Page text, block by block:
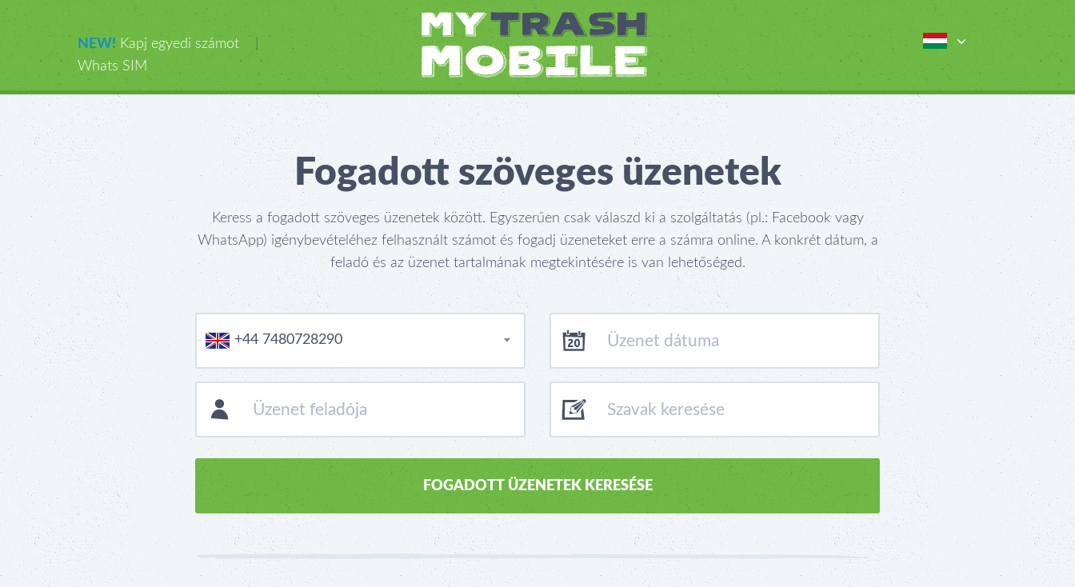
NEW! Kapj egyedi számot
Whats SIM
Fogadott szöveges üzenetek
Keress a fogadott szöveges üzenetek között. Egyszerűen csak válaszd ki a szolgáltatás (pl.: Facebook vagy
WhatsApp) igénybevételéhez felhasznált számot és fogadj üzeneteket erre a számra online. A konkrét dátum, a
feladó és az üzenet tartalmának megtekintésére is van lehetőséged.
+44 7480728290